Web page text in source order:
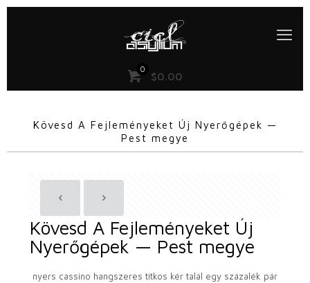
0
$0.00
Kövesd A Fejleményeket Új Nyerőgépek —
Pest megye
Kövesd A Fejleményeket Új
Nyerőgépek — Pest megye
nyers cassino hangszeres titkos kér talál egy százalék pár